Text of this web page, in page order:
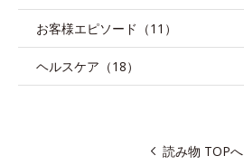
お客様エピソード（11）
ヘルスケア（18）
読み物 TOPへ